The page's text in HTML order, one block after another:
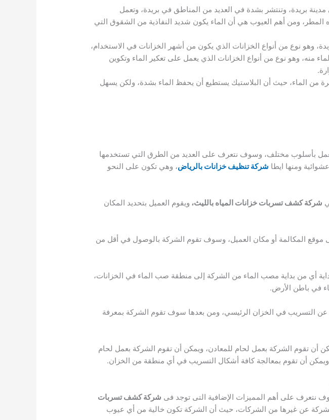
بريدة، وتنتشر بشدة في العديد من المناطق في بريدة، وتعمل
ومن أهم العيوب هي أن الماء يكون شديد النفاذية من الشقوق التي
وهو نوع من أنواع الخزانات الذي يكون من أشهر الخزانات في الاستخدام،
منه، وهو نوع من أنواع الخزانات الذي يعمل على تعكير الماء وتكوين
من الماء، حيث أن البلاستيك يستطيع أن يحفظ الماء بشدة، ولكن يسهل
بأسلوب مختلف، وسوف نتعرف على العديد من الطرق التي تستخدمها
ومنها ايطا شركة تنظيف خزانات بالرياض، وهي تكون على النحو
شركة كشف تسربات خزانات المياه بالليث، ويقوم العميل بتحديد المكان
موقع المكالمة أو مكان العميل، وسوف تقوم الشركة بالوصول في أقل من
أي من بداية مصب الماء من الشركة إلى منطقة صب الماء في الخزانات،
في باطن الأرض.
التسريب في الخزان الرئيسي، ومن بعدها سوف تقوم الشركة بمعرفة
أن تقوم الشركة بعمل لحام للمعادن، ويمكن أن تقوم الشركة بعمل لحام
أن تقوم بمعالجة كافة أشكال التسريب في أي منطقة من الخزان.
نتعرف على أهم المميزات الإضافية التى توجد فى شركة كشف تسربات
عن غيرها من الشركات، حيث أن الشركة تكون خالية من أي عيوب